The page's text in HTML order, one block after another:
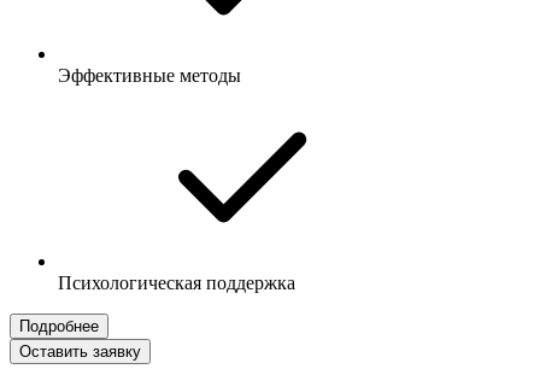
Эффективные методы
Психологическая поддержка
Подробнее
Оставить заявку